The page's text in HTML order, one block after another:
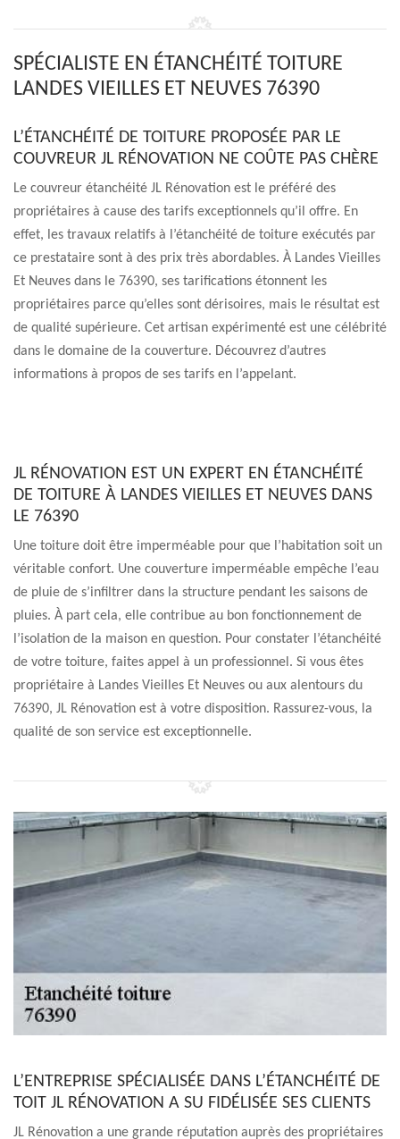
SPÉCIALISTE EN ÉTANCHÉITÉ TOITURE
LANDES VIEILLES ET NEUVES 76390
L’ÉTANCHÉITÉ DE TOITURE PROPOSÉE PAR LE
COUVREUR JL RÉNOVATION NE COÛTE PAS CHÈRE
Le couvreur étanchéité JL Rénovation est le préféré des
propriétaires à cause des tarifs exceptionnels qu’il offre. En
effet, les travaux relatifs à l’étanchéité de toiture exécutés par
ce prestataire sont à des prix très abordables. À Landes Vieilles
Et Neuves dans le 76390, ses tarifications étonnent les
propriétaires parce qu’elles sont dérisoires, mais le résultat est
de qualité supérieure. Cet artisan expérimenté est une célébrité
dans le domaine de la couverture. Découvrez d’autres
informations à propos de ses tarifs en l’appelant.
JL RÉNOVATION EST UN EXPERT EN ÉTANCHÉITÉ
DE TOITURE À LANDES VIEILLES ET NEUVES DANS
LE 76390
Une toiture doit être imperméable pour que l’habitation soit un
véritable confort. Une couverture imperméable empêche l’eau
de pluie de s’infiltrer dans la structure pendant les saisons de
pluies. À part cela, elle contribue au bon fonctionnement de
l’isolation de la maison en question. Pour constater l’étanchéité
de votre toiture, faites appel à un professionnel. Si vous êtes
propriétaire à Landes Vieilles Et Neuves ou aux alentours du
76390, JL Rénovation est à votre disposition. Rassurez-vous, la
qualité de son service est exceptionnelle.
L’ENTREPRISE SPÉCIALISÉE DANS L’ÉTANCHÉITÉ DE
TOIT JL RÉNOVATION A SU FIDÉLISÉE SES CLIENTS
JL Rénovation a une grande réputation auprès des propriétaires